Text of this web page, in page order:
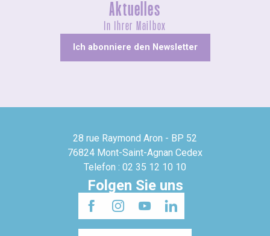
Aktuelles
In Ihrer Mailbox
Ich abonniere den Newsletter
28 rue Raymond Aron - BP 52
76824 Mont-Saint-Agnan Cedex
Telefon : 02 35 12 10 10
Folgen Sie uns